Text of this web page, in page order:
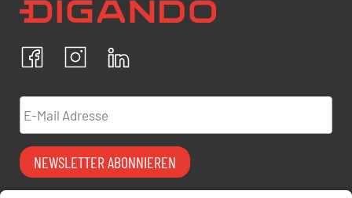
FacebookInstagram
Ich bestätige, dass ich die
Datenschutzrichtlinien
personenbezogenen Daten einverstanden.
E-Mail Adresse
NEWSLETTER ABONNIEREN